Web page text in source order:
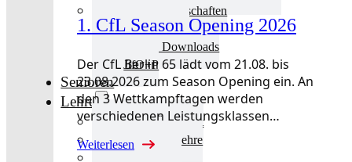
mini-Meisterschaften
Kinderschutz
Jugend Downloads
JtfO+P
Senioren
Lehre
Lehre Übersicht
Aktuelles Lehre
1. CfL Season Opening 2026
Der CfL Berlin 65 lädt vom 21.08. bis
23.08.2026 zum Season Opening ein. An
den 3 Wettkampftagen werden
verschiedenen Leistungsklassen…
Weiterlesen